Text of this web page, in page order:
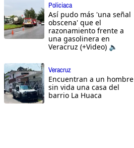
Policiaca
Así pudo más 'una señal
obscena' que el
razonamiento frente a
una gasolinera en
Veracruz (+Video) 🔈
Veracruz
Encuentran a un hombre
sin vida una casa del
barrio La Huaca